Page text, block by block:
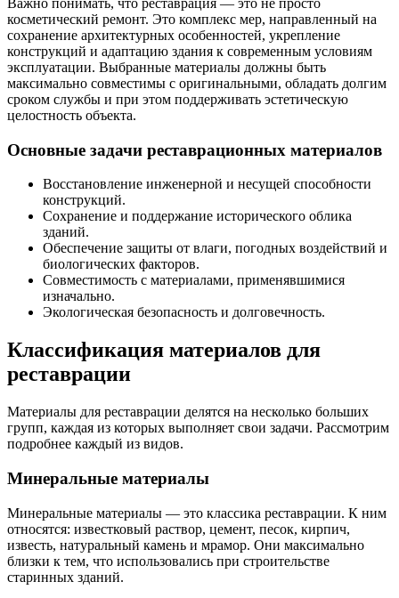
Важно понимать, что реставрация — это не просто
косметический ремонт. Это комплекс мер, направленный на
сохранение архитектурных особенностей, укрепление
конструкций и адаптацию здания к современным условиям
эксплуатации. Выбранные материалы должны быть
максимально совместимы с оригинальными, обладать долгим
сроком службы и при этом поддерживать эстетическую
целостность объекта.
Основные задачи реставрационных материалов
Восстановление инженерной и несущей способности
конструкций.
Сохранение и поддержание исторического облика
зданий.
Обеспечение защиты от влаги, погодных воздействий и
биологических факторов.
Совместимость с материалами, применявшимися
изначально.
Экологическая безопасность и долговечность.
Классификация материалов для
реставрации
Материалы для реставрации делятся на несколько больших
групп, каждая из которых выполняет свои задачи. Рассмотрим
подробнее каждый из видов.
Минеральные материалы
Минеральные материалы — это классика реставрации. К ним
относятся: известковый раствор, цемент, песок, кирпич,
известь, натуральный камень и мрамор. Они максимально
близки к тем, что использовались при строительстве
старинных зданий.